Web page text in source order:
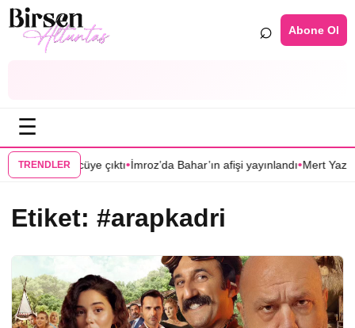
⌕ Abone Ol
☰
TRENDLER
afişi görücüye çıktı•İmroz’da Bahar’ın afişi yayınlandı•Mert
Etiket: #arapkadri